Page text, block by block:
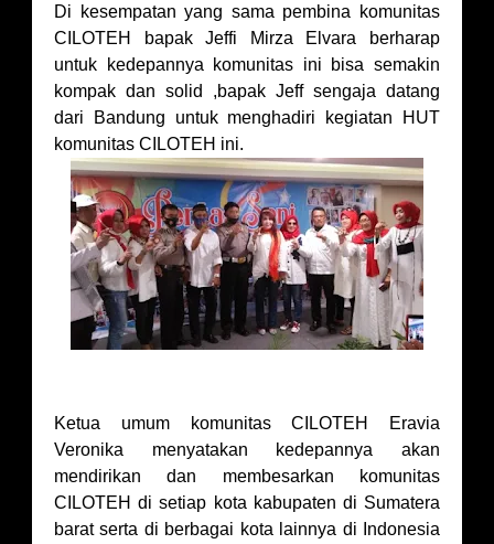
Di kesempatan yang sama pembina komunitas
CILOTEH bapak Jeffi Mirza Elvara berharap
untuk kedepannya komunitas ini bisa semakin
kompak dan solid ,bapak Jeff sengaja datang
dari Bandung untuk menghadiri kegiatan HUT
komunitas CILOTEH ini.
Ketua umum komunitas CILOTEH Eravia
Veronika menyatakan kedepannya akan
mendirikan dan membesarkan komunitas
CILOTEH di setiap kota kabupaten di Sumatera
barat serta di berbagai kota lainnya di Indonesia